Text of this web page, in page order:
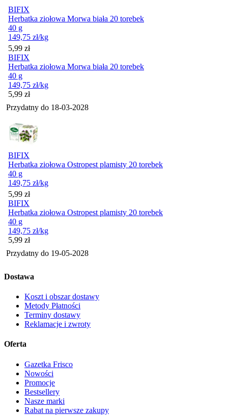
BIFIX
Herbatka ziołowa Morwa biała 20 torebek
40 g
149,75 zł/kg
Cena
5,99 zł
BIFIX
Herbatka ziołowa Morwa biała 20 torebek
40 g
149,75 zł/kg
Cena
5,99 zł
Przydatny do 18-03-2028
BIFIX
Herbatka ziołowa Ostropest plamisty 20 torebek
40 g
149,75 zł/kg
Cena
5,99 zł
BIFIX
Herbatka ziołowa Ostropest plamisty 20 torebek
40 g
149,75 zł/kg
Cena
5,99 zł
Przydatny do 19-05-2028
Dostawa
Koszt i obszar dostawy
Metody Płatności
Terminy dostawy
Reklamacje i zwroty
Oferta
Gazetka Frisco
Nowości
Promocje
Bestsellery
Nasze marki
Rabat na pierwsze zakupy